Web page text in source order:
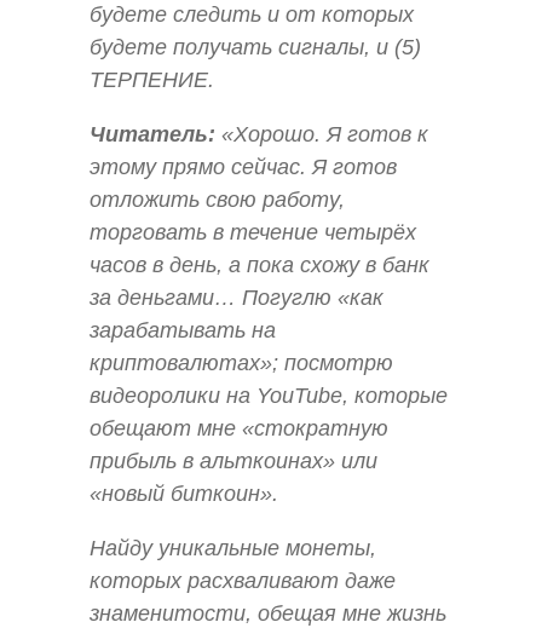
будете следить и от которых
будете получать сигналы, и (5)
ТЕРПЕНИЕ.
Читатель: «Хорошо. Я готов к
этому прямо сейчас. Я готов
отложить свою работу,
торговать в течение четырёх
часов в день, а пока схожу в банк
за деньгами… Погуглю «как
зарабатывать на
криптовалютах»; посмотрю
видеоролики на YouTube, которые
обещают мне «стократную
прибыль в альткоинах» или
«новый биткоин».
Найду уникальные монеты,
которых расхваливают даже
знаменитости, обещая мне жизнь